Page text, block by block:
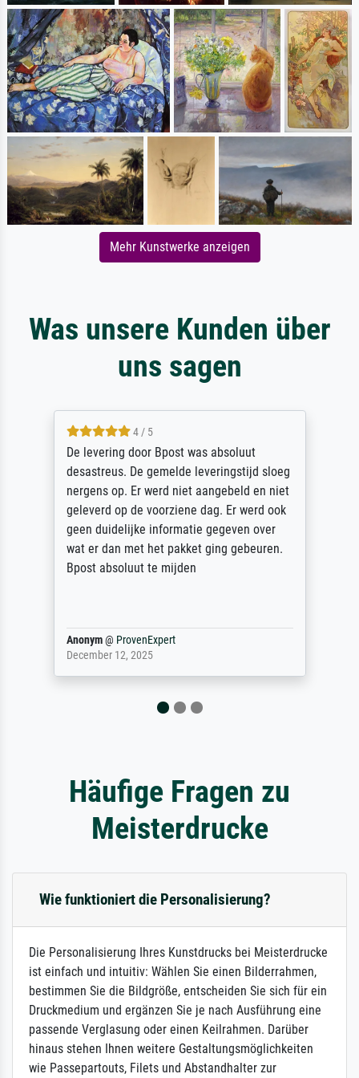
Mehr Kunstwerke anzeigen
Was unsere Kunden über
uns sagen
4 / 5
De levering door Bpost was absoluut
desastreus. De gemelde leveringstijd sloeg
nergens op. Er werd niet aangebeld en niet
geleverd op de voorziene dag. Er werd ook
geen duidelijke informatie gegeven over
wat er dan met het pakket ging gebeuren.
Bpost absoluut te mijden
Anonym@ ProvenExpert
December 12, 2025
Häufige Fragen zu
Meisterdrucke
Wie funktioniert die Personalisierung?
Die Personalisierung Ihres Kunstdrucks bei Meisterdrucke
ist einfach und intuitiv: Wählen Sie einen Bilderrahmen,
bestimmen Sie die Bildgröße, entscheiden Sie sich für ein
Druckmedium und ergänzen Sie je nach Ausführung eine
passende Verglasung oder einen Keilrahmen. Darüber
hinaus stehen Ihnen weitere Gestaltungsmöglichkeiten
wie Passepartouts, Filets und Abstandhalter zur